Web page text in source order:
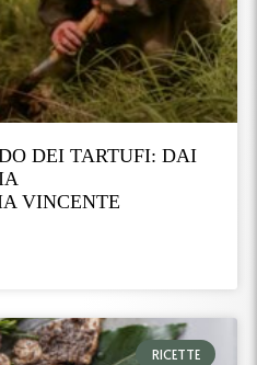
DEI TARTUFI: DAI
VINCENTE
RICETTE